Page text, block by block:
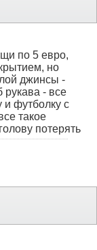
по 5 евро,
но
джинсы -
рукава - все
и футболку с
такое
потерять